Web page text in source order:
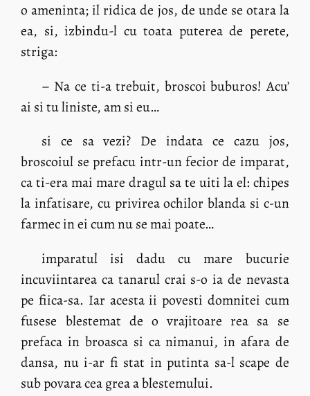
o ameninta; il ridica de jos, de unde se otara la
ea, si, izbindu-l cu toata puterea de perete,
striga:
– Na ce ti-a trebuit, broscoi buburos! Acu’
ai si tu liniste, am si eu…
si ce sa vezi? De indata ce cazu jos,
broscoiul se prefacu intr-un fecior de imparat,
ca ti-era mai mare dragul sa te uiti la el: chipes
la infatisare, cu privirea ochilor blanda si c-un
farmec in ei cum nu se mai poate…
imparatul isi dadu cu mare bucurie
incuviintarea ca tanarul crai s-o ia de nevasta
pe fiica-sa. Iar acesta ii povesti domnitei cum
fusese blestemat de o vrajitoare rea sa se
prefaca in broasca si ca nimanui, in afara de
dansa, nu i-ar fi stat in putinta sa-l scape de
sub povara cea grea a blestemului.